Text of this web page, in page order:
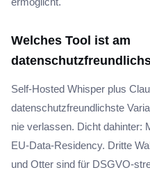
Welches Tool ist am
Self-Hosted Whisper plus
datenschutzfreundlichste
nie verlassen. Dicht dahinter:
EU-Data-Residency. Dritte
und Otter sind für DSGVO-